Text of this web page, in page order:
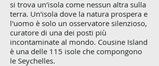
si trova un'isola come nessun altra sulla
terra. Un'isola dove la natura prospera e
l'uomo è solo un osservatore silenzioso,
curatore di una dei posti più
incontaminate al mondo. Cousine Island
è una delle 115 isole che compongono
le Seychelles.